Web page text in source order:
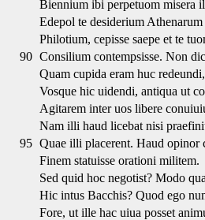
Biennium ibi perpetuom misera
Edepol te desiderium Athenarum
Philotium, cepisse saepe et te
90 Consilium contempsisse. Non
Quam cupida eram huc
Vosque hic uidendi, antiqua ut
Agitarem inter uos libere
Nam illi haud licebat nisi
95 Quae illi placerent. Haud opinor
Finem statuisse orationi militem.
Sed quid hoc negotist? Modo
Hic intus Bacchis? Quod ego
Fore, ut ille hac uiua posset